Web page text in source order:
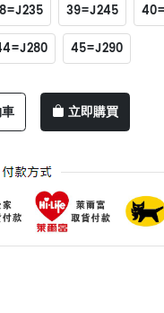
39=J245
45=J290
立即購買